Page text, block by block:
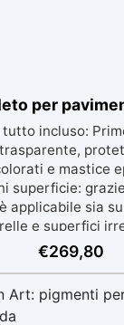
per
incluso:
e mastice
superficie:
applicabile sia
e superfici
✅ Facile da
inclusa, 3
Sistema
€269,80